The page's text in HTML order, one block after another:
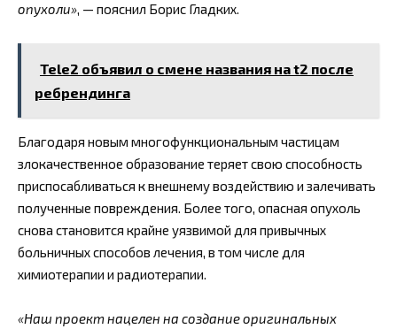
опухоли», — пояснил Борис Гладких.
Tele2 объявил о смене названия на t2 после
ребрендинга
Благодаря новым многофункциональным частицам
злокачественное образование теряет свою способность
приспосабливаться к внешнему воздействию и залечивать
полученные повреждения. Более того, опасная опухоль
снова становится крайне уязвимой для привычных
больничных способов лечения, в том числе для
химиотерапии и радиотерапии.
«Наш проект нацелен на создание оригинальных